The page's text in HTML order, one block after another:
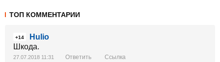
ТОП КОММЕНТАРИИ
+14
Hulio
Шкода.
27.07.2018 11:31 Ответить Ссылка